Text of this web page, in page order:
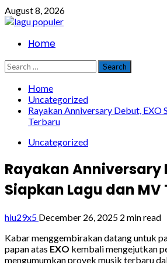
Skip
to
August 8, 2026
PrimaryHome
Search
for:
Home
Uncategorized
Rayakan Anniversary Debut, EXO
Terbaru
Uncategorized
Rayakan Anniversary
Siapkan Lagu dan MV
hiu29x5 December 26, 2025 2 min read
Kabar menggembirakan datang untuk
papan atas EXO kembali mengejutkan
mengumumkan proyek musik terbaru